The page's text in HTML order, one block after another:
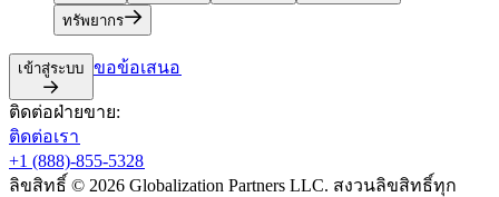
ทรัพยากร​​
เข้าสู่ระบบ​​ ขอข้อเสนอ​​
ติดต่อฝ่ายขาย:​​
ติดต่อเรา​​
+1 (888)-855-5328​​
ลิขสิทธิ์ © 2026 Globalization Partners LLC. สงวนลิขสิทธิ์ทุก